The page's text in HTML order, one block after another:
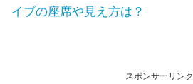
イブの座席や見え方は？
スポンサーリンク